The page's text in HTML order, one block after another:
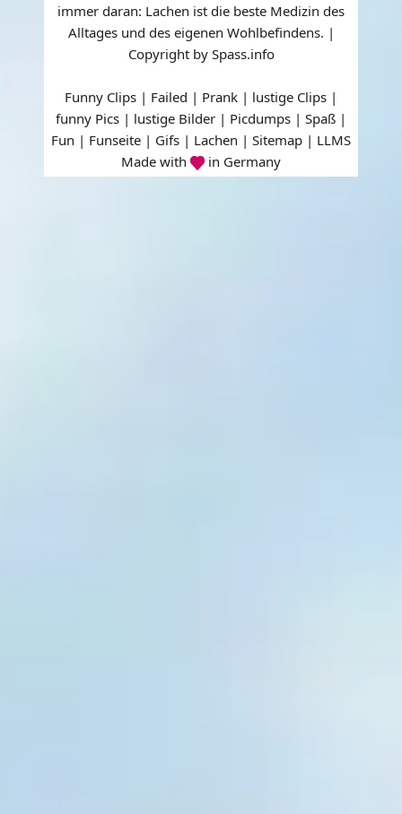
immer daran: Lachen ist die beste Medizin des
Alltages und des eigenen Wohlbefindens. |
Copyright by Spass.info
Funny Clips | Failed | Prank | lustige Clips |
funny Pics | lustige Bilder | Picdumps | Spaß |
Fun | Funseite | Gifs | Lachen | Sitemap | LLMS
Made with
in Germany